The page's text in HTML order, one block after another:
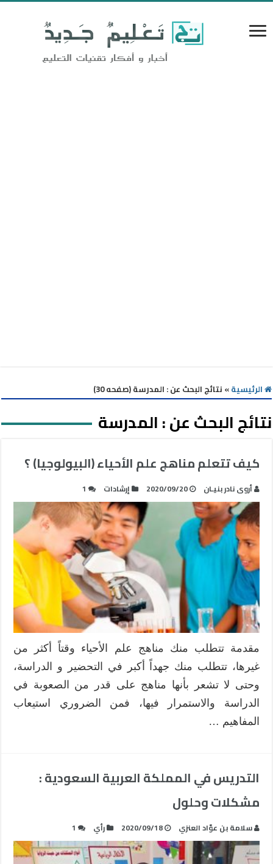
الرئيسية» نتائج البحث عن : المدرسة (صفحه 30)
نتائج البحث عن :المدرسة
كيف تتعلم مناهج علم الأحياء (البيولوجيا) ؟
أروى نادر بنيـان 2020/09/20 إرشادات 1
مقدمة تتطلب منك مناهج علم الأحياء وقتاً أكثر من
غيرها، تتطلب منك جهداً أكبر في التحضير و الدراسة،
وحتى لا تشعر بأنها مناهج على قدر من الصعوبة في
الدراسة والاستمرار فيها، فمن الضروري استيعاب
المفاهيم …
التدريس في المملكة العربية السعودية :
مشكلات وحلول
سلامة بن عوّاد العنزي 2020/09/18 رأي 1